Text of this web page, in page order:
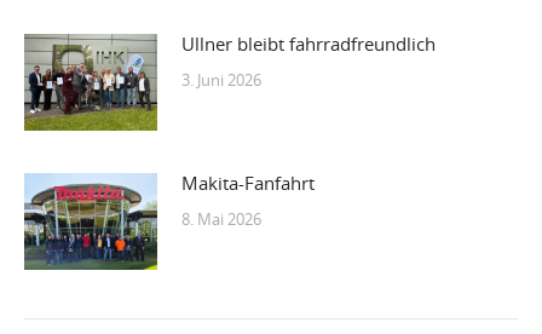
Ullner bleibt fahrradfreundlich
3. Juni 2026
Makita-Fanfahrt
8. Mai 2026